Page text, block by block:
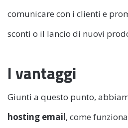
comunicare con i clienti e
sconti o il lancio di nuovi
I vantaggi
Giunti a questo punto,
hosting email, come